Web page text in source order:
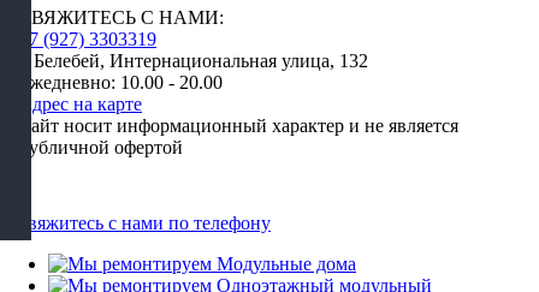
СВЯЖИТЕСЬ С НАМИ:
+7 (927) 3303319
г. Белебей, Интернациональная улица, 132
Ежедневно: 10.00 - 20.00
Адрес на карте
Сайт носит информационный характер и не является
публичной офертой